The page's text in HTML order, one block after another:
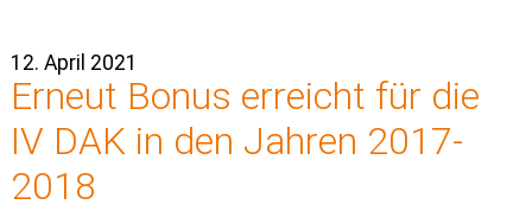
12. April 2021
Erneut Bonus erreicht für die
IV DAK in den Jahren 2017-
2018